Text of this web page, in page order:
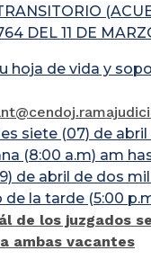
DEL 11 DE
hoja de vida y
siete (07) de abril
(8:00 a.m) am
de abril de dos
de la tarde (5:00
de los juzgados
ambas vacantes